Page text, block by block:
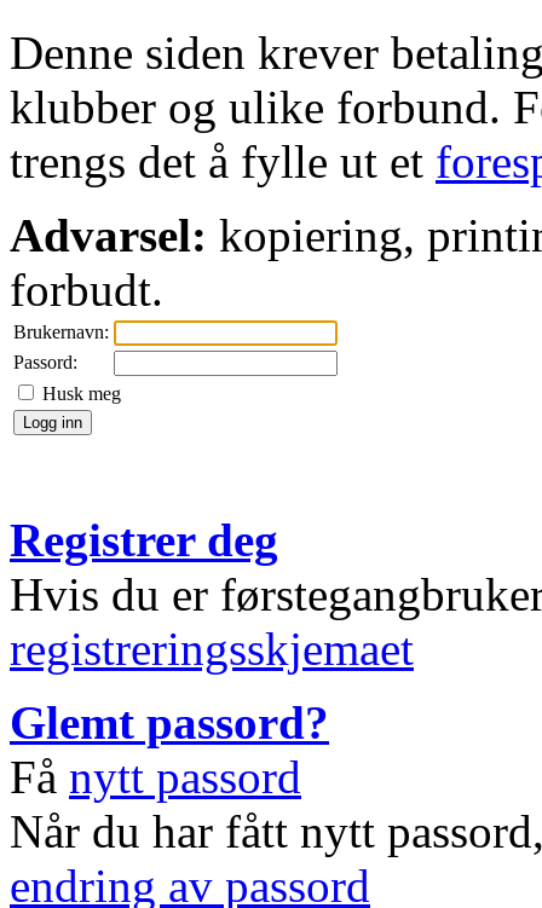
Denne siden krever
klubber og ulike forbund.
trengs det å fylle ut et
Advarsel: kopiering,
forbudt.
Brukernavn:
Passord:
Husk meg
Registrer deg
Hvis du er
registreringsskjemaet
Glemt passord?
Få nytt passord
Når du har fått nytt
endring av passord